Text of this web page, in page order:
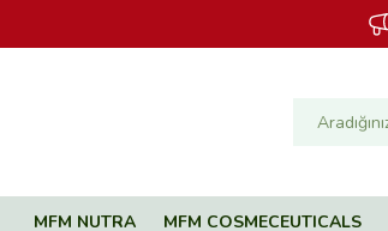
MFM NUTRA MFM COSMECEUTICALS